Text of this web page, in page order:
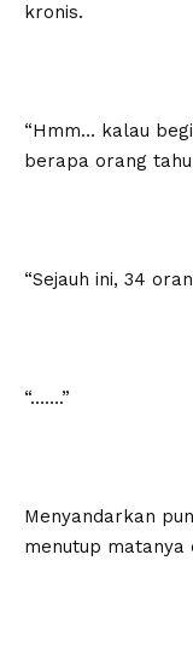
kronis.
“Hmm… kalau
berapa orang
“Sejauh ini, 34
“…….”
Menyandarkan
menutup matanya